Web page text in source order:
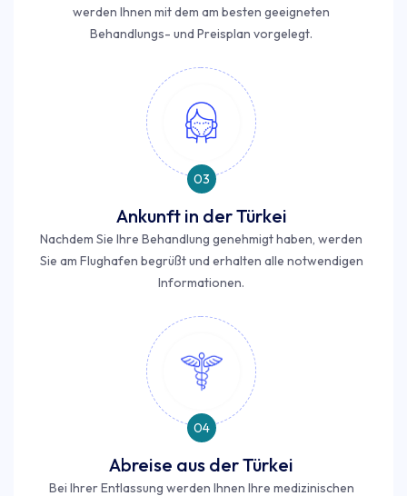
werden Ihnen mit dem am besten geeigneten
Behandlungs- und Preisplan vorgelegt.
03
Ankunft in der Türkei
Nachdem Sie Ihre Behandlung genehmigt haben, werden
Sie am Flughafen begrüßt und erhalten alle notwendigen
Informationen.
04
Abreise aus der Türkei
Bei Ihrer Entlassung werden Ihnen Ihre medizinischen